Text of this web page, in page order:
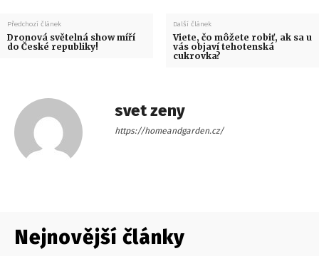
Předchozí článek
Dronová světelná show míří
do České republiky!
Další článek
Viete, čo môžete robiť, ak sa u
vás objaví tehotenská
cukrovka?
svet zeny
https://homeandgarden.cz/
Nejnovější články